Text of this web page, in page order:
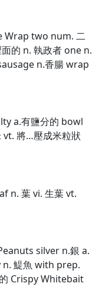
Wrap two num. 二
的 n. 執政者 one n.
n.香腸 wrap
a.有鹽分的 bowl
vt. 將…壓成米粒狀
n. 葉 vi. 生葉 vt.
silver n.銀 a.
n. 鯷魚 with prep.
Crispy Whitebait